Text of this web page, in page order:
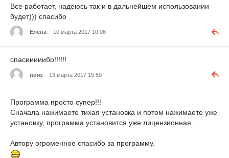
Все работает, надеюсь так и в дальнейшем использовании
будет))) спасибо
Елена 10 марта 2017 10:08
спасииииибо!!!!!!
нияз 13 марта 2017 15:50
Программа просто супер!!!
Сначала нажимаете тихая установка и потом нажимаете уже
установку, программа установится уже лицензионная.
Автору огроменное спасибо за программу.